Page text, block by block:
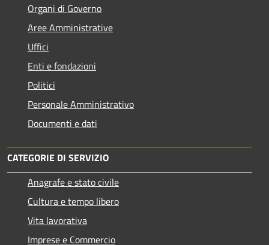
Organi di Governo
Aree Amministrative
Uffici
Enti e fondazioni
Politici
Personale Amministrativo
Documenti e dati
CATEGORIE DI SERVIZIO
Anagrafe e stato civile
Cultura e tempo libero
Vita lavorativa
Imprese e Commercio